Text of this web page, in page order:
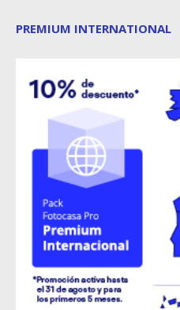
PREMIUM INTERNATIONAL